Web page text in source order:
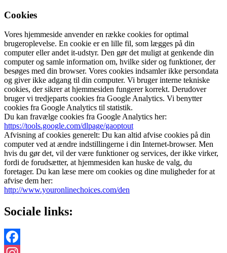
Cookies
Vores hjemmeside anvender en række cookies for optimal
brugeroplevelse. En cookie er en lille fil, som lægges på din
computer eller andet it-udstyr. Den gør det muligt at genkende din
computer og samle information om, hvilke sider og funktioner, der
besøges med din browser. Vores cookies indsamler ikke persondata
og giver ikke adgang til din computer. Vi bruger interne tekniske
cookies, der sikrer at hjemmesiden fungerer korrekt. Derudover
bruger vi tredjeparts cookies fra Google Analytics. Vi benytter
cookies fra Google Analytics til statistik.
Du kan fravælge cookies fra Google Analytics her:
https://tools.google.com/dlpage/gaoptout
​Afvisning af cookies generelt: Du kan altid afvise cookies på din
computer ved at ændre indstillingerne i din Internet-browser. Men
hvis du gør det, vil der være funktioner og services, der ikke virker,
fordi de forudsætter, at hjemmesiden kan huske de valg, du
foretager. Du kan læse mere om cookies og dine muligheder for at
afvise dem her:
http://www.youronlinechoices.com/den
Sociale links: